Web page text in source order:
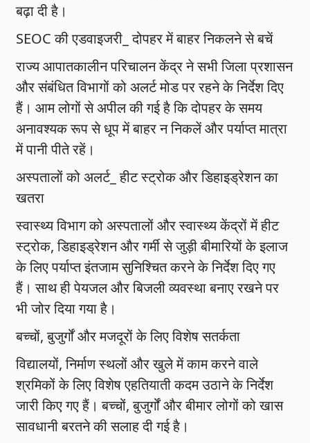
बढ़ा दी है।
SEOC की एडवाइजरी_ दोपहर में बाहर निकलने से बचें
राज्य आपातकालीन परिचालन केंद्र ने सभी जिला प्रशासन
और संबंधित विभागों को अलर्ट मोड पर रहने के निर्देश दिए
हैं। आम लोगों से अपील की गई है कि दोपहर के समय
अनावश्यक रूप से धूप में बाहर न निकलें और पर्याप्त मात्रा
में पानी पीते रहें।
अस्पतालों को अलर्ट_ हीट स्ट्रोक और डिहाइड्रेशन का
खतरा
स्वास्थ्य विभाग को अस्पतालों और स्वास्थ्य केंद्रों में हीट
स्ट्रोक, डिहाइड्रेशन और गर्मी से जुड़ी बीमारियों के इलाज
के लिए पर्याप्त इंतजाम सुनिश्चित करने के निर्देश दिए गए
हैं। साथ ही पेयजल और बिजली व्यवस्था बनाए रखने पर
भी जोर दिया गया है।
बच्चों, बुजुर्गों और मजदूरों के लिए विशेष सतर्कता
विद्यालयों, निर्माण स्थलों और खुले में काम करने वाले
श्रमिकों के लिए विशेष एहतियाती कदम उठाने के निर्देश
जारी किए गए हैं। बच्चों, बुजुर्गों और बीमार लोगों को खास
सावधानी बरतने की सलाह दी गई है।